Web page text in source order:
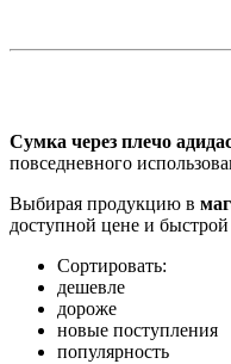
Сумка через плечо
повседневного
Выбирая продукцию в
доступной цене и быстрой
Сортировать:
дешевле
дороже
новые поступления
популярность